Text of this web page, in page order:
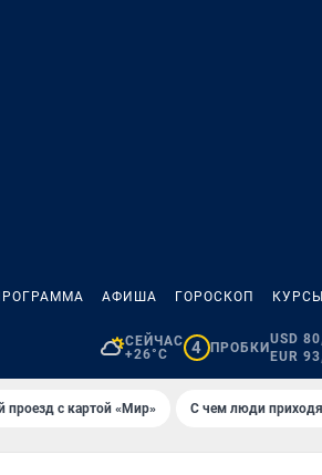
АФИША ГОРОСКОП
СЕЙЧАС
+26°C
4 ПРОБКИ
USD
EUR
проезд с картой «Мир» С чем люди